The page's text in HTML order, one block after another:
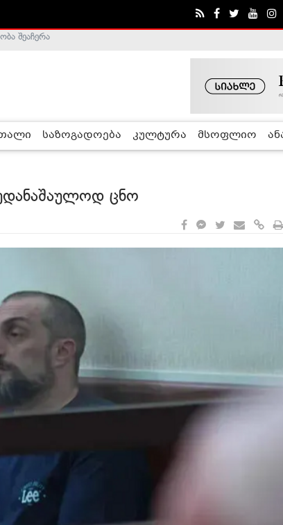
- ჰელსინკის კომისია
საზოგადოება კულტურა მსოფლიო
ცნო